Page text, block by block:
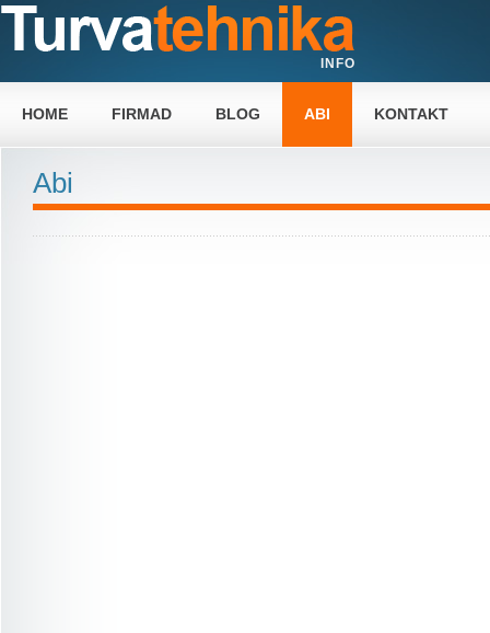
INFO
HOME FIRMAD BLOG ABI KONTAKT
Abi